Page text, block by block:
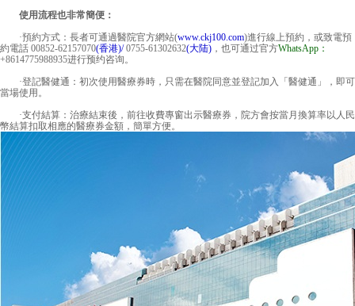
使用流程也非常簡便：
·預約方式：長者可通過醫院官方網站(www.ckj100.com)進行線上預約，或致電預
約電話 00852-62157070(香港)/0755-61302632(大陆) ，也可通过官方WhatsApp：
+8614775988935进行预约咨询。
·登記醫健通：初次使用醫療券時，只需在醫院同意並登記加入「醫健通」，即可
當場使用。
·支付結算：治療結束後，前往收費專窗出示醫療券，院方會按當月換算率以人民
幣結算扣取相應的醫療券金額，簡單方便。